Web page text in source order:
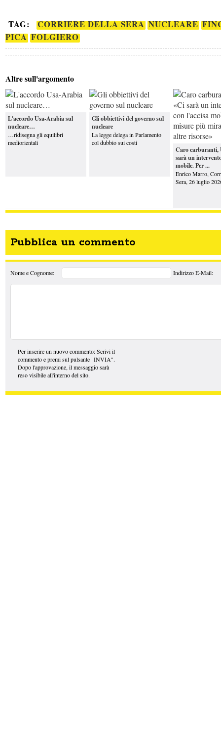
TAG: CORRIERE DELLA SERA NUCLEARE
PICA FOLGIERO
Altre sull'argomento
L'accordo Usa-Arabia sul
nucleare…
…ridisegna gli equilibri
mediorientali
Gli obbiettivi del governo sul
nucleare
La legge delega in Parlamento
col dubbio sui costi
Caro carburanti,
sarà un
mobile. Per ...
Enrico Marro,
Sera, 26 luglio
Pubblica un commento
Nome e Cognome: Indirizzo E-Mail:
Per inserire un nuovo commento: Scrivi il
commento e premi sul pulsante "INVIA".
Dopo l'approvazione, il messaggio sarà
reso visibile all'interno del sito.